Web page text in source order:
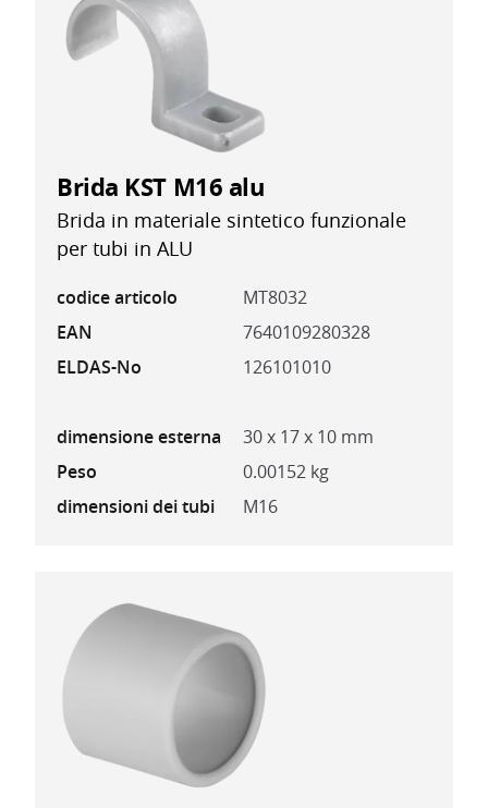
Brida KST M16 alu
Brida in materiale sintetico funzionale
per tubi in ALU
codice articolo
MT8032
EAN
7640109280328
ELDAS-No
126101010
dimensione esterna
30 x 17 x 10 mm
Peso
0.00152 kg
dimensioni dei tubi
M16